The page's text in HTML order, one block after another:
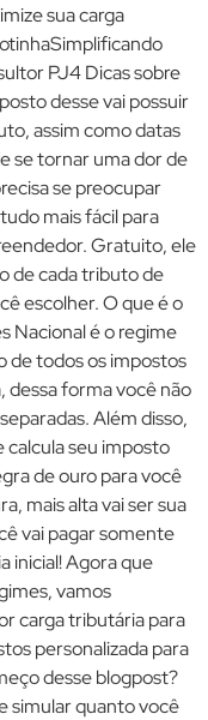
sua carga
PJ4 Dicas sobre
desse vai possuir
assim como datas
se tornar uma dor de
se preocupar
mais fácil para
Gratuito, ele
de cada tributo de
escolher. O que é o
Nacional é o regime
de todos os impostos
dessa forma você não
Além disso,
calcula seu imposto
de ouro para você
mais alta vai ser sua
vai pagar somente
inicial! Agora que
vamos
carga tributária para
personalizada para
desse blogpost?
simular quanto você